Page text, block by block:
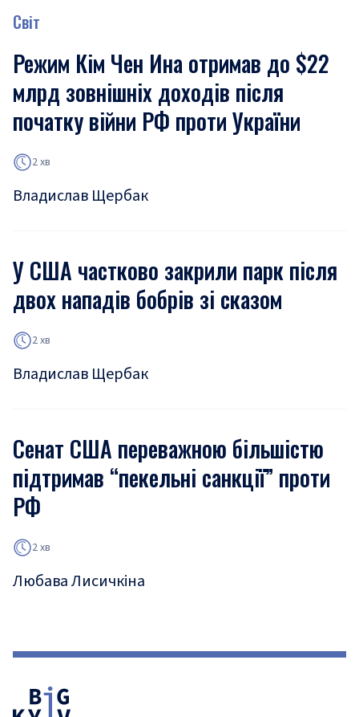
Світ
Режим Кім Чен Ина отримав до $22
млрд зовнішніх доходів після
початку війни РФ проти України
2 хв
Владислав Щербак
У США частково закрили парк після
двох нападів бобрів зі сказом
2 хв
Владислав Щербак
Сенат США переважною більшістю
підтримав “пекельні санкції” проти
РФ
2 хв
Любава Лисичкіна